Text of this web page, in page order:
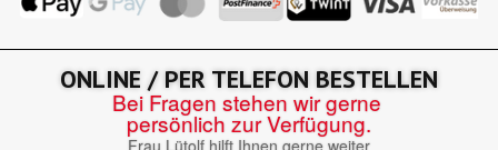
ONLINE / PER TELEFON BESTELLEN
Bei Fragen stehen wir gerne
persönlich zur Verfügung.
Frau Lütolf hilft Ihnen gerne weiter